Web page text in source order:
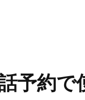
予約で